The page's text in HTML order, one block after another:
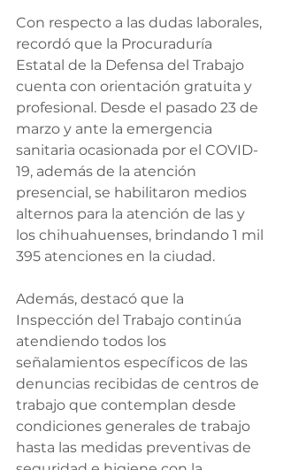
Con respecto a las dudas laborales,
recordó que la Procuraduría
Estatal de la Defensa del Trabajo
cuenta con orientación gratuita y
profesional. Desde el pasado 23 de
marzo y ante la emergencia
sanitaria ocasionada por el COVID-
19, además de la atención
presencial, se habilitaron medios
alternos para la atención de las y
los chihuahuenses, brindando 1 mil
395 atenciones en la ciudad.
Además, destacó que la
Inspección del Trabajo continúa
atendiendo todos los
señalamientos específicos de las
denuncias recibidas de centros de
trabajo que contemplan desde
condiciones generales de trabajo
hasta las medidas preventivas de